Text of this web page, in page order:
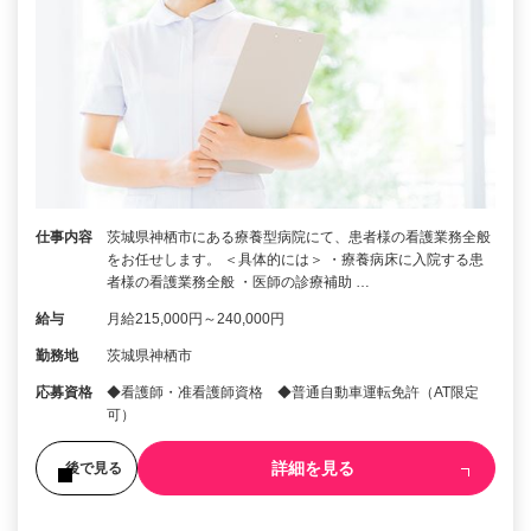
仕事内容
茨城県神栖市にある療養型病院にて、患者様の看護業務全般
をお任せします。 ＜具体的には＞ ・療養病床に入院する患
者様の看護業務全般 ・医師の診療補助 …
給与 月給215,000円～240,000円
勤務地 茨城県神栖市
応募資格
◆看護師・准看護師資格 ◆普通自動車運転免許（AT限定
可）
後で見る 詳細を見る